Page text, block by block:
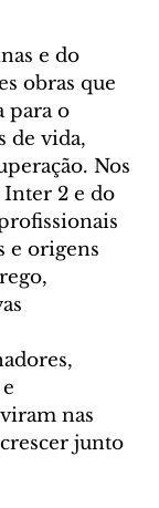
e do
obras que
para o
de vida,
Nos
2 e do
e origens
nas
junto